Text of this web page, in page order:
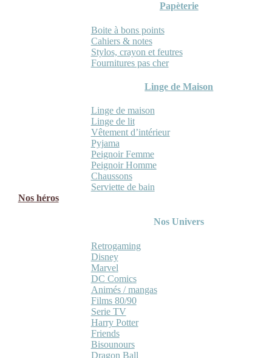
Papèterie
Boite à bons points
Cahiers & notes
Stylos, crayon et feutres
Fournitures pas cher
Linge de Maison
Linge de maison
Linge de lit
Vêtement d’intérieur
Pyjama
Peignoir Femme
Peignoir Homme
Chaussons
Serviette de bain
Nos héros
Nos Univers
Retrogaming
Disney
Marvel
DC Comics
Animés / mangas
Films 80/90
Serie TV
Harry Potter
Friends
Bisounours
Dragon Ball